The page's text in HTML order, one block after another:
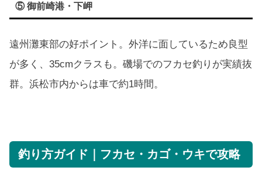
⑤ 御前崎港・下岬
遠州灘東部の好ポイント。外洋に面しているため良型
が多く、35cmクラスも。磯場でのフカセ釣りが実績抜
群。浜松市内からは車で約1時間。
釣り方ガイド｜フカセ・カゴ・ウキで攻略